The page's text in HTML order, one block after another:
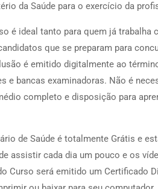
da Saúde para o exercício da
é ideal tanto para quem já trabalha
que se preparam para
é emitido digitalmente ao
e bancas examinadoras. Não é
completo e disposição para
de Saúde é totalmente Grátis e
assistir cada dia um pouco e os
Curso será emitido um Certificado